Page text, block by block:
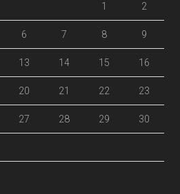
1 2
6 7 8 9
13 14 15 16
20 21 22 23
27 28 29 30